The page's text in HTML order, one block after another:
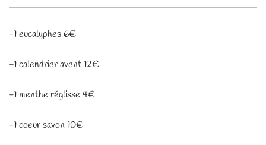
-1 eucalyphes 6€
-1 calendrier avent 12€
-1 menthe réglisse 4€
-1 coeur savon 10€